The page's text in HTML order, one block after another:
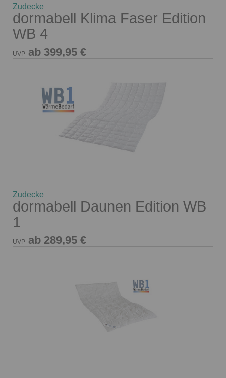
Zudecke
dormabell Klima Faser Edition
WB 4
UVP ab 399,95 €
Zudecke
dormabell Daunen Edition WB
1
UVP ab 289,95 €